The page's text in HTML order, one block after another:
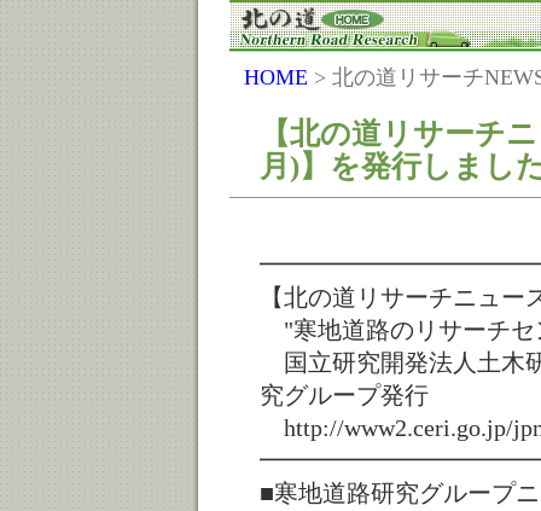
HOME > 北の道リサーチ
【北の道リサーチ
月)】を発行しまし
【北の道リサーチニュー
"寒地道路のリサーチセ
国立研究開発法人土木
究グループ発行
http://www2.ceri.go.jp/
■寒地道路研究グループ